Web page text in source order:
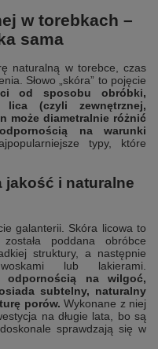
w torebkach –
sama
naturalną w torebce, czas
Słowo „skóra” to pojęcie
od sposobu obróbki,
lica (czyli zewnętrznej,
może diametralnie różnić
na warunki
typy, które
jakość i naturalne
galanterii. Skóra licowa to
poddana obróbce
struktury, a następnie
lub lakierami.
odpornością na wilgoć,
subtelny, naturalny
porów. Wykonane z niej
na długie lata, bo są
sprawdzają się w